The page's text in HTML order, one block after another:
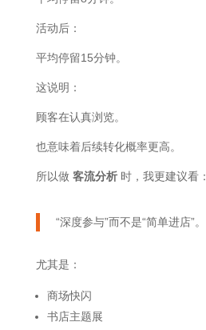
活动后：
平均停留15分钟。
这说明：
顾客在认真浏览。
也意味着后续转化概率更高。
所以做 客流分析时，我更建议看：
“深度参与”而不是“简单进店”。
尤其是：
商场快闪
书店主题展